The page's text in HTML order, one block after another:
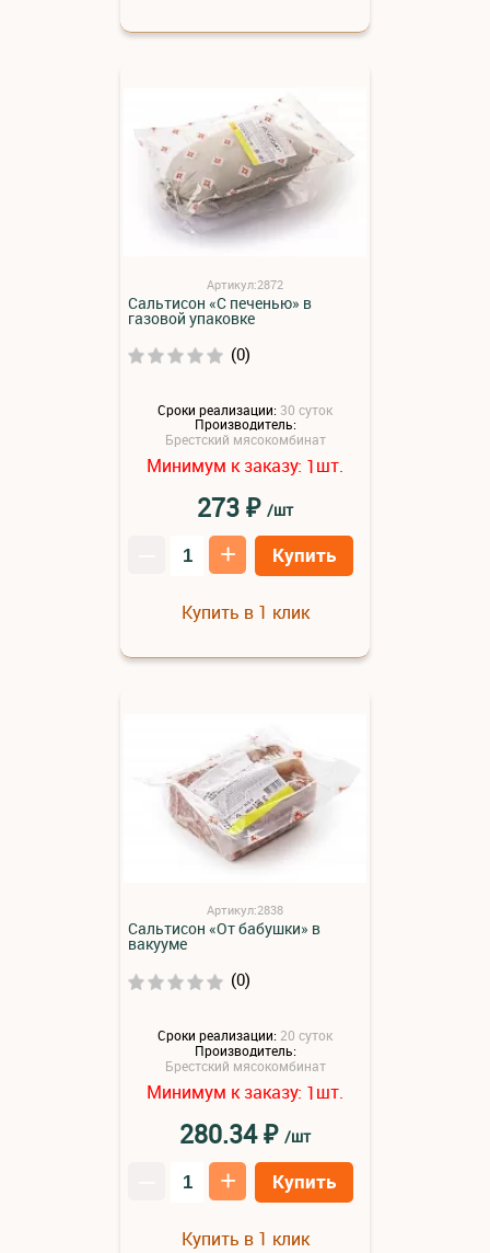
Артикул:2872
Сальтисон «С печенью» в
газовой упаковке
(0)
Сроки реализации: 30 суток
Производитель:
Брестский мясокомбинат
Минимум к заказу: 1шт.
273₽ /шт
+ Купить
Купить в 1 клик
Артикул:2838
Сальтисон «От бабушки» в
вакууме
(0)
Сроки реализации:20 суток
Производитель:
Брестский мясокомбинат
Минимум к заказу: 1шт.
280.34₽ /шт
+ Купить
Купить в 1 клик